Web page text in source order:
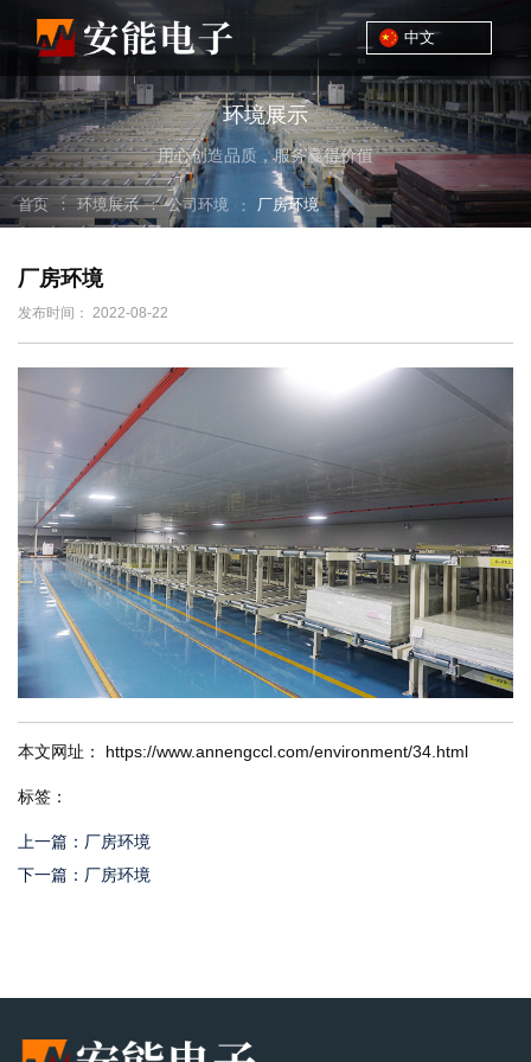
中文
环境展示
用心创造品质，服务赢得价值
首页：环境展示 ：公司环境 ： 厂房环境
厂房环境
发布时间： 2022-08-22
本文网址： https://www.annengccl.com/environment/34.html
标签：
上一篇： 厂房环境
下一篇： 厂房环境